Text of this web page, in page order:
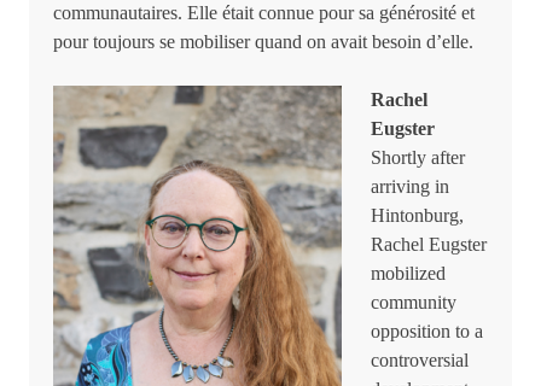
communautaires. Elle était connue pour sa générosité et
pour toujours se mobiliser quand on avait besoin d’elle.
Rachel
Eugster
Shortly after
arriving in
Hintonburg,
Rachel Eugster
mobilized
community
opposition to a
controversial